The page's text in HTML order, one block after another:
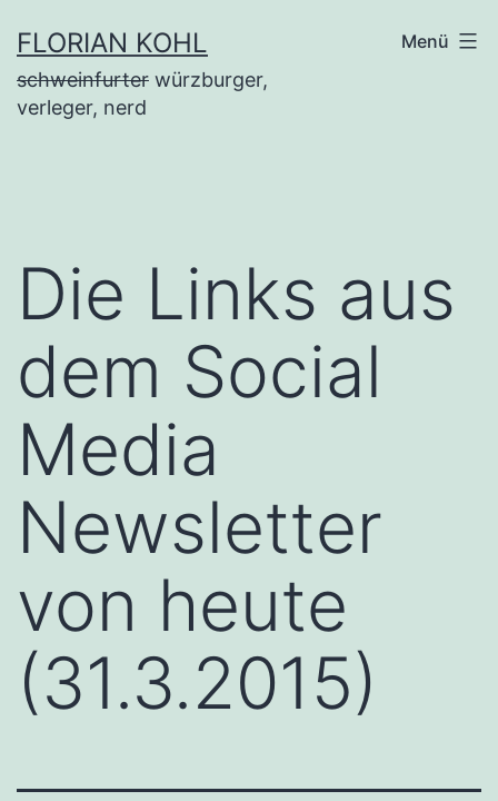
Inhalt
springen
FLORIAN KOHL
schweinfurter würzburger,
verleger, nerd
Menü
Die Links aus
dem Social
Media
Newsletter
von heute
(31.3.2015)